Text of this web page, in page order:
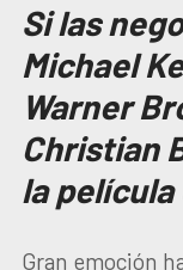
Si las
Michael
Warner
Christian
la película
Gran emoción